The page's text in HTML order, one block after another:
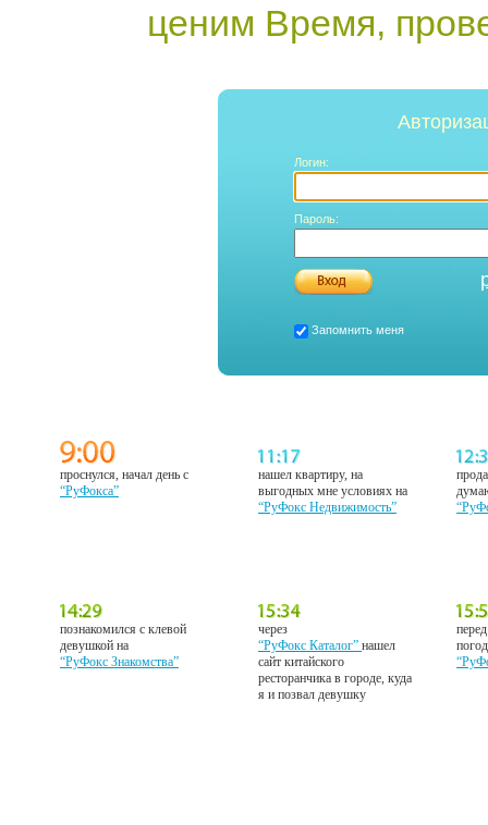
ценим Время,
Логин:
Пароль:
Запомнить меня
проснулся, начал день с
“РуФокса”
нашел квартиру, на
выгодных мне условиях на
“РуФокс Недвижимость”
познакомился с клевой
девушкой на
“РуФокс Знакомства”
через
“РуФокс Каталог”нашел
сайт китайского
ресторанчика в городе, куда
я и позвал девушку